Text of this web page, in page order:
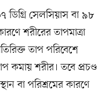
ডিগ্রি সেলসিয়াস বা ৯৮
শরীরের তাপমাত্রা
তাপ পরিবেশে
কমায় শরীর। তবে প্রচণ্ড
বা পরিশ্রমের কারণে